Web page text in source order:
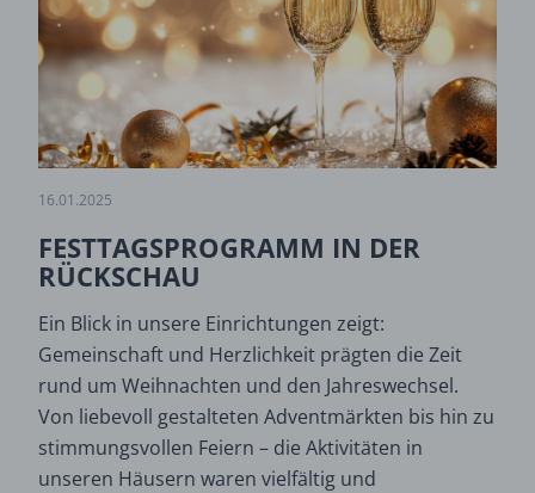
16.01.2025
FESTTAGSPROGRAMM IN DER
RÜCKSCHAU
Ein Blick in unsere Einrichtungen zeigt:
Gemeinschaft und Herzlichkeit prägten die Zeit
rund um Weihnachten und den Jahreswechsel.
Von liebevoll gestalteten Adventmärkten bis hin zu
stimmungsvollen Feiern – die Aktivitäten in
unseren Häusern waren vielfältig und